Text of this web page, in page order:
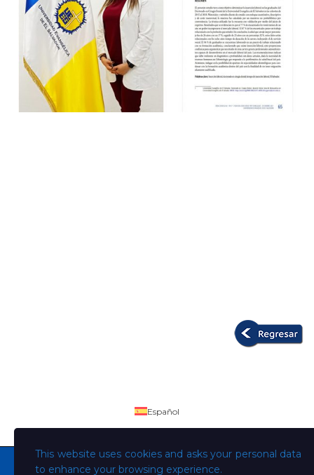
This website uses cookies and asks your personal data
to enhance your browsing experience.
Español